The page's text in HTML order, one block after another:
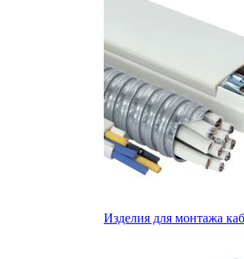
Изделия для монтажа